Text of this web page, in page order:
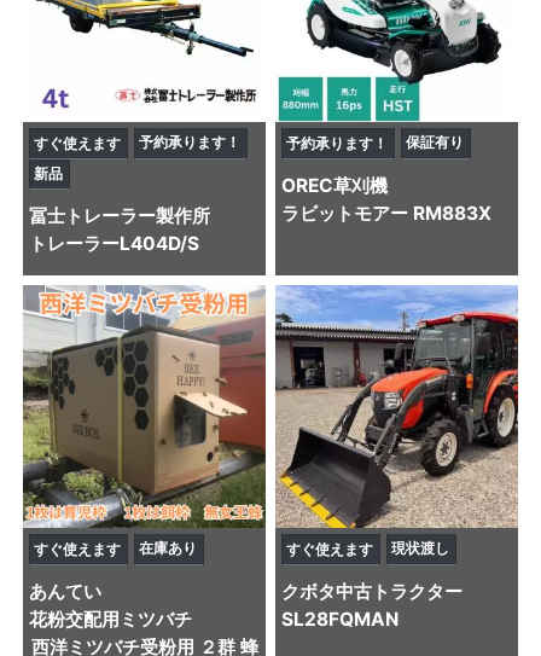
すぐ使えます
予約承ります！
新品
冨士トレーラー製作所
トレーラーL404D/S
予約承ります！ 保証有り
OREC草刈機
ラビットモアー RM883X
すぐ使えます 在庫あり
あんてい
花粉交配用ミツバチ
西洋ミツバチ受粉用 ２群 蜂
すぐ使えます 現状渡し
クボタ中古トラクター
SL28FQMAN